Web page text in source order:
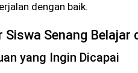
dengan baik.
Siswa Senang Belajar
yang Ingin Dicapai